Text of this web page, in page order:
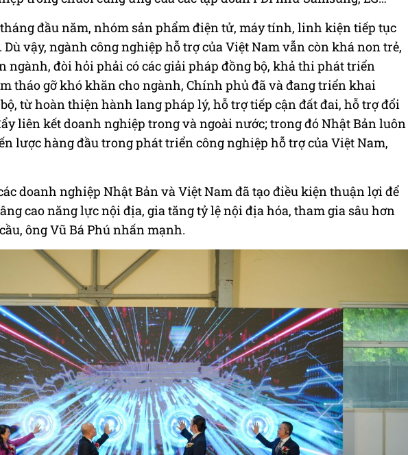
đầu năm, nhóm sản phẩm điện tử, máy tính, linh kiện tiếp tục
Dù vậy, ngành công nghiệp hỗ trợ của Việt Nam vẫn còn khá non trẻ,
ngành, đòi hỏi phải có các giải pháp đồng bộ, khả thi phát triển
tháo gỡ khó khăn cho ngành, Chính phủ đã và đang triển khai
từ hoàn thiện hành lang pháp lý, hỗ trợ tiếp cận đất đai, hỗ trợ đổi
liên kết doanh nghiệp trong và ngoài nước; trong đó Nhật Bản luôn
lược hàng đầu trong phát triển công nghiệp hỗ trợ của Việt Nam,
doanh nghiệp Nhật Bản và Việt Nam đã tạo điều kiện thuận lợi để
cao năng lực nội địa, gia tăng tỷ lệ nội địa hóa, tham gia sâu hơn
ông Vũ Bá Phú nhấn mạnh.